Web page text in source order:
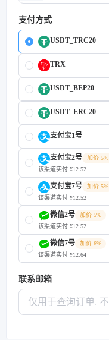
支付方式
USDT_TRC20
TRX
USDT_BEP20
USDT_ERC20
支付宝1号
支付宝2号
加价 5%
该渠道实付 ¥12.52
支付宝7号
加价 5%
该渠道实付 ¥12.52
微信2号
加价 5%
该渠道实付 ¥12.52
微信7号
加价 6%
该渠道实付 ¥12.64
联系邮箱